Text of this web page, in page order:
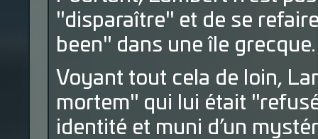
"disparaître" et de se
been" dans une île grecque.
Voyant tout cela de loin,
mortem" qui lui était
identité et muni d’un